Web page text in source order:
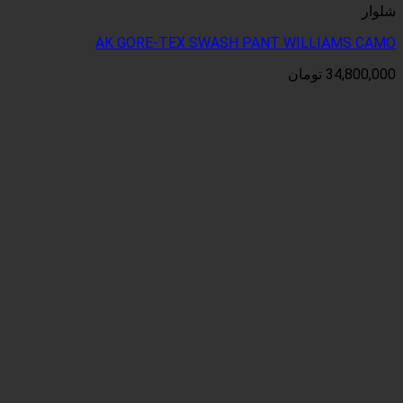
AK GORE-TEX SWASH PANT